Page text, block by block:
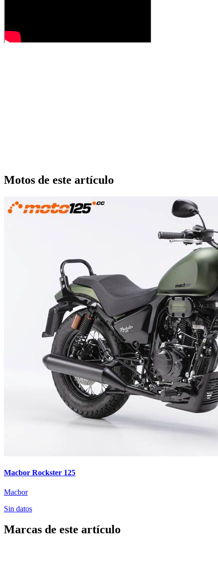
Motos de este artículo
Macbor Rockster 125
Macbor
Sin datos
Marcas de este artículo